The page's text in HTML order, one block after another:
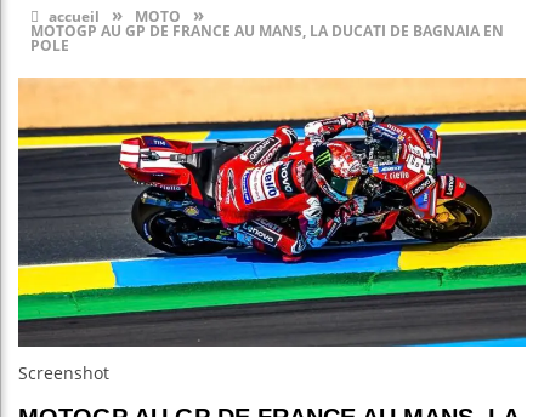
accueil » MOTO »
MOTOGP AU GP DE FRANCE AU MANS, LA DUCATI DE BAGNAIA EN
POLE
Screenshot